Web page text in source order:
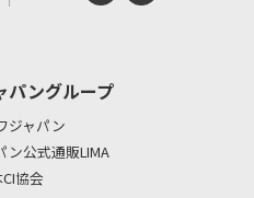
パングループ
ジャパン
ン公式通販LIMA
協会